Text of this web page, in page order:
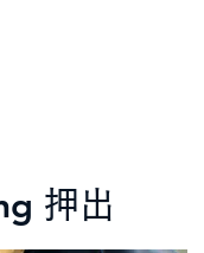
押出